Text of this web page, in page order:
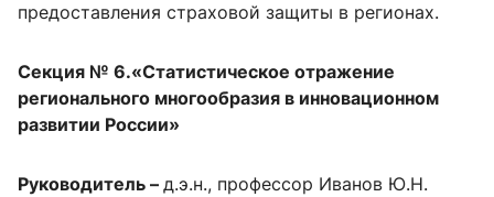
предоставления страховой защиты в регионах.
Секция № 6.«Статистическое отражение
регионального многообразия в инновационном
развитии России»
Руководитель – д.э.н., профессор Иванов Ю.Н.